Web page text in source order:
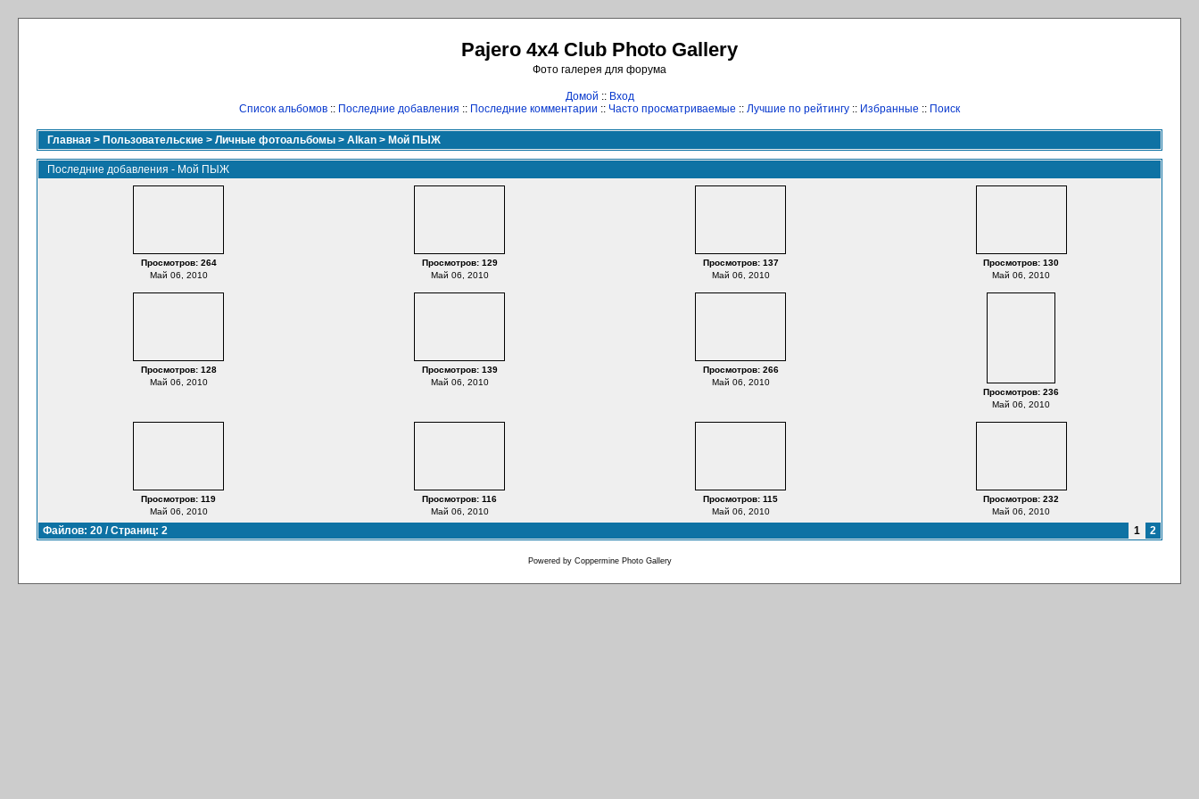
Pajero 4x4 Club Photo Gallery
Фото галерея для форума
Домой :: Вход
Список альбомов :: Последние добавления :: Последние комментарии :: Часто просматриваемые :: Лучшие по рейтингу :: Избранные :: Поиск
Главная > Пользовательские > Личные фотоальбомы > Alkan > Мой ПЫЖ
Последние добавления - Мой ПЫЖ
Просмотров: 264
Май 06, 2010
Просмотров: 129
Май 06, 2010
Просмотров: 137
Май 06, 2010
Просмотров: 130
Май 06, 2010
Просмотров: 128
Май 06, 2010
Просмотров: 139
Май 06, 2010
Просмотров: 266
Май 06, 2010
Просмотров: 236
Май 06, 2010
Просмотров: 119
Май 06, 2010
Просмотров: 116
Май 06, 2010
Просмотров: 115
Май 06, 2010
Просмотров: 232
Май 06, 2010
Файлов: 20 / Страниц: 2 1 2
Powered by Coppermine Photo Gallery